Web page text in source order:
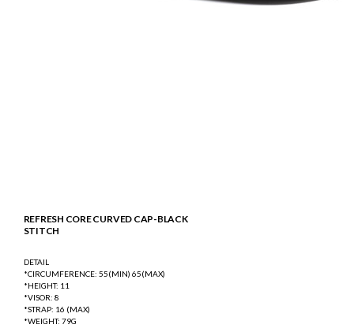
REFRESH CORE CURVED CAP-BLACK
STITCH
DETAIL
*CIRCUMFERENCE: 55(MIN) 65(MAX)
*HEIGHT: 11
*VISOR: 8
*STRAP: 16 (MAX)
*WEIGHT: 79G